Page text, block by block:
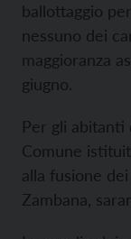
ballottaggio
nessuno dei
maggioranza
giugno.
Per gli abitanti
Comune
alla fusione
Zambana,